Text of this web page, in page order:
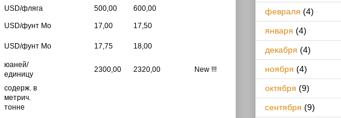
USD/фляга 500,00 600,00
USD/фунт Mo 17,00 17,50
USD/фунт Mo 17,75 18,00
юаней/
единицу
2300,00 2320,00 New !!!
содерж. в
метрич.
тонне
февраля (4)
января (4)
декабря (4)
ноября (4)
октября (9)
сентября (9)